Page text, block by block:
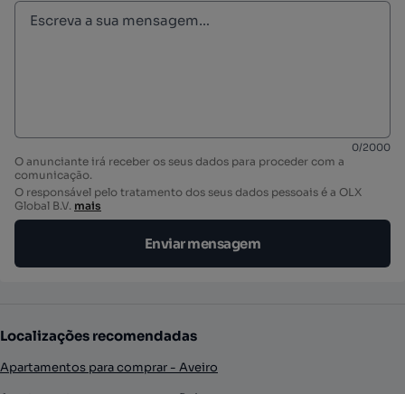
0/2000
O anunciante irá receber os seus dados para proceder com a
comunicação.
O responsável pelo tratamento dos seus dados pessoais é a OLX
Global B.V. mais
Enviar mensagem
Localizações recomendadas
Apartamentos para comprar - Aveiro